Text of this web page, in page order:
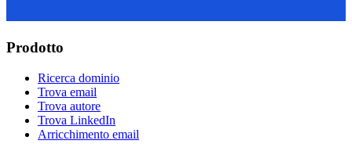
Prodotto
Ricerca dominio
Trova email
Trova autore
Trova LinkedIn
Arricchimento email